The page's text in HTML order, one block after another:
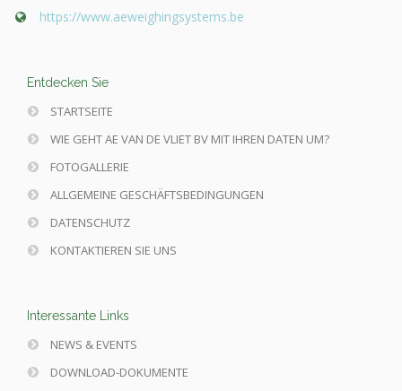
https://www.aeweighingsystems.be
Entdecken Sie
STARTSEITE
WIE GEHT AE VAN DE VLIET BV MIT IHREN DATEN UM?
FOTOGALLERIE
ALLGEMEINE GESCHÄFTSBEDINGUNGEN
DATENSCHUTZ
KONTAKTIEREN SIE UNS
Interessante Links
NEWS & EVENTS
DOWNLOAD-DOKUMENTE